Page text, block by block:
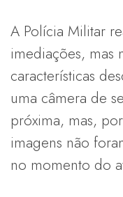
A Polícia Militar
imediações, mas
características
uma câmera de
próxima, mas,
imagens não
no momento do